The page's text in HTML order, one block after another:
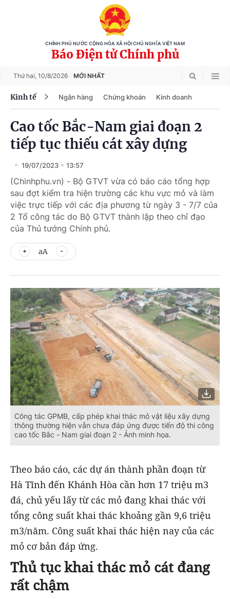
CHÍNH PHỦ NƯỚC CỘNG HÒA XÃ HỘI CHỦ NGHĨA VIỆT NAM
Báo Điện tử Chính phủ
Thứ hai, 10/8/2026 MỚI NHẤT
Kinh tế Ngân hàng Chứng khoán Kinh doanh
Cao tốc Bắc-Nam giai đoạn 2
tiếp tục thiếu cát xây dựng
19/07/2023 13:57
(Chinhphu.vn) - Bộ GTVT vừa có báo cáo tổng hợp
sau đợt kiểm tra hiện trường các khu vực mỏ và làm
việc trực tiếp với các địa phương từ ngày 3 - 7/7 của
2 Tổ công tác do Bộ GTVT thành lập theo chỉ đạo
của Thủ tướng Chính phủ.
aA
Công tác GPMB, cấp phép khai thác mỏ vật liệu xây dựng
thông thường hiện vẫn chưa đáp ứng được tiến độ thi công
cao tốc Bắc - Nam giai đoạn 2 - Ảnh minh họa.
Theo báo cáo, các dự án thành phần đoạn từ
Hà Tĩnh đến Khánh Hòa cần hơn 17 triệu m3
đá, chủ yếu lấy từ các mỏ đang khai thác với
tổng công suất khai thác khoảng gần 9,6 triệu
m3/năm. Công suất khai thác hiện nay của các
mỏ cơ bản đáp ứng.
Thủ tục khai thác mỏ cát đang
rất chậm